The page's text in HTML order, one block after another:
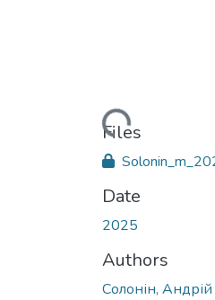
Loading...
Files
Date
2025
Authors
Солонін,